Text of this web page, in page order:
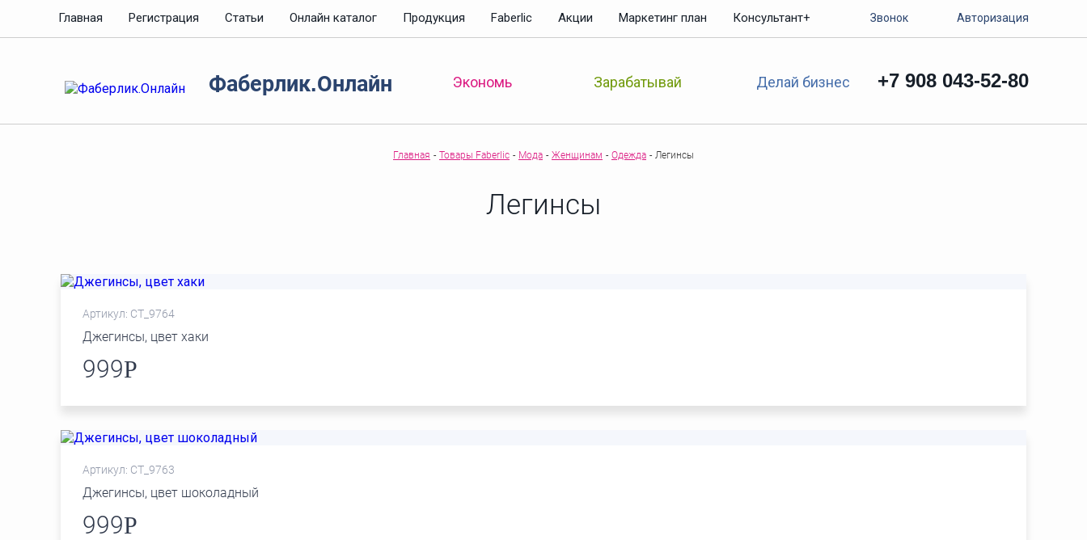
Главная Регистрация Статьи Онлайн каталог Продукция Faberlic Акции Маркетинг план Консультант+ Звонок Авторизация
Фаберлик.Онлайн Экономь Зарабатывай Делай бизнес +7 908 043-52-80
Главная - Товары Faberlic - Мода - Женщинам - Одежда - Легинсы
Легинсы
Артикул: СТ_9764
Джегинсы, цвет хаки
999Р
Артикул: СТ_9763
Джегинсы, цвет шоколадный
999Р